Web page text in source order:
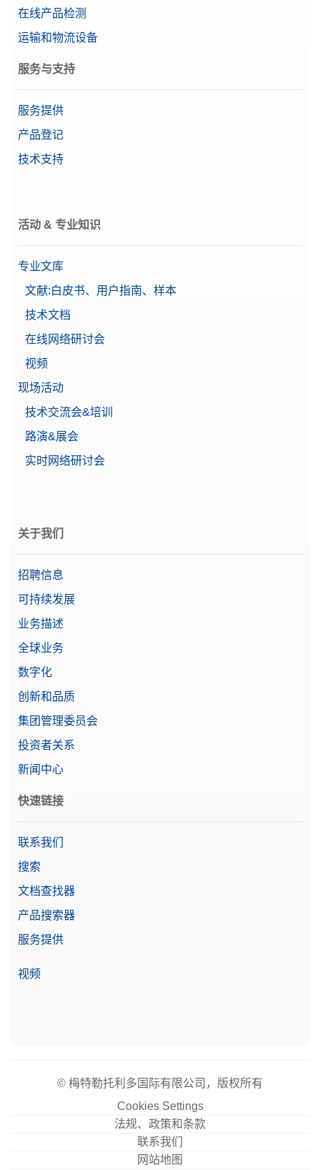
在线产品检测
运输和物流设备
服务与支持
服务提供
产品登记
技术支持
活动 & 专业知识
专业文库
文献:白皮书、用户指南、样本
技术文档
在线网络研讨会
视频
现场活动
技术交流会&培训
路演&展会
实时网络研讨会
关于我们
招聘信息
可持续发展
业务描述
全球业务
数字化
创新和品质
集团管理委员会
投资者关系
新闻中心
快速链接
联系我们
搜索
文档查找器
产品搜索器
服务提供
视频
© 梅特勒托利多国际有限公司，版权所有
Cookies Settings
法规、政策和条款
联系我们
网站地图